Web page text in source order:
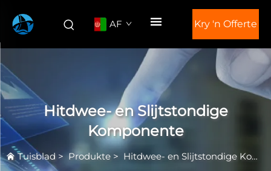
AF Kry 'n Offerte
Hitdwee- en Slijtstondige
Komponente
Tuisblad >Produkte > Hitdwee- en Slijtstondige Komponente